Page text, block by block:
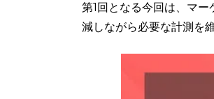
第1回となる今回は、マ
減しながら必要な計測を